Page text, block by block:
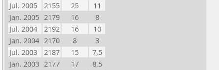
Jul. 2005
2155 25
11
Jan. 2005 2179 16
8
Jul. 2004
2192 16
10
Jan. 2004 2170 8
3
Jul. 2003
2187 15
7,5
Jan. 2003 2177 17
8,5